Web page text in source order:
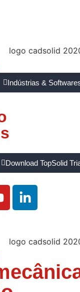
Indústrias &
Download TopSolid